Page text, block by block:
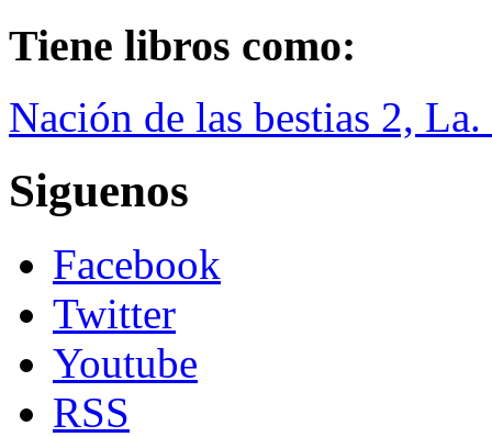
Tiene libros como:
Nación de las bestias 2,
Siguenos
Facebook
Twitter
Youtube
RSS